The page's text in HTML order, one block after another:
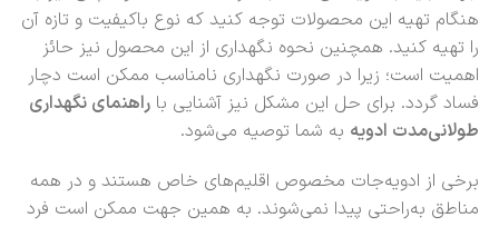
هنگام تهیه این محصولات توجه کنید که نوع باکیفیت و تازه آن
را تهیه کنید. همچنین نحوه نگهداری از این محصول نیز حائز
اهمیت است؛ زیرا در صورت نگهداری نامناسب ممکن است دچار
فساد گردد. برای حل این مشکل نیز آشنایی با راهنمای نگهداری
طولانی‌مدت ادویه به شما توصیه می‌شود.
برخی از ادویه‌جات مخصوص اقلیم‌های خاص هستند و در همه
مناطق به‌راحتی پیدا نمی‌شوند. به همین جهت ممکن است فرد